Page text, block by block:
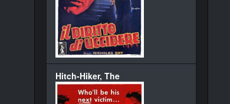
Hitch-Hiker, The